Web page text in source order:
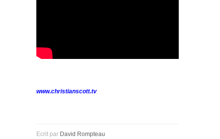
www.christianscott.tv
Ecrit par David Rompteau